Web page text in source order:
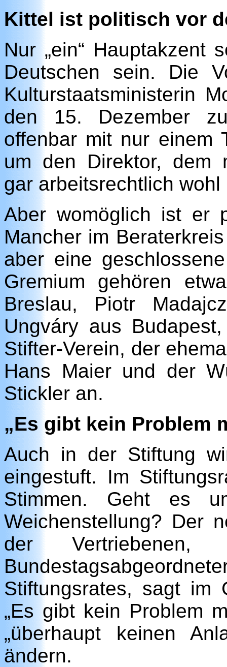
Kittel ist politisch vor
Nur „ein“ Hauptakzent
Deutschen sein. Die
Kulturstaatsministerin
den 15. Dezember
offenbar mit nur einem
um den Direktor, dem
gar arbeitsrechtlich
Aber womöglich ist er
Mancher im
aber eine
Gremium gehören
Breslau, Piotr
Ungváry aus
Stifter-Verein, der
Hans Maier und der
Stickler an.
„Es gibt kein Problem
Auch in der Stiftung
eingestuft. Im
Stimmen. Geht es
Weichenstellung? Der
der
Stiftungsrates, sagt im
„Es gibt kein Problem
„überhaupt keinen
ändern.